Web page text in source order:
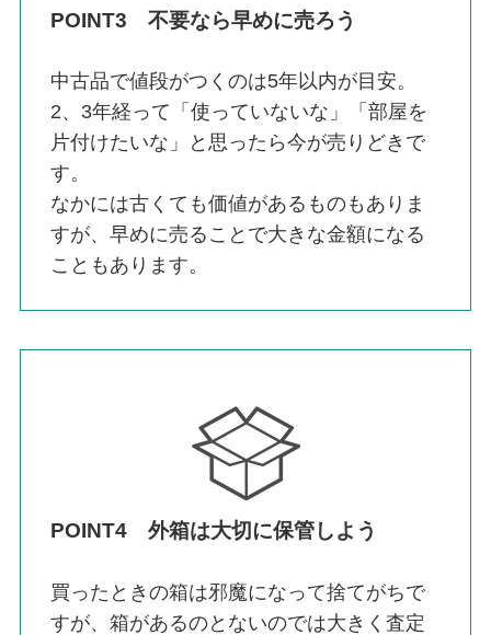
POINT3 不要なら早めに売ろう
中古品で値段がつくのは5年以内が目安。
2、3年経って「使っていないな」「部屋を
片付けたいな」と思ったら今が売りどきで
す。
なかには古くても価値があるものもありま
すが、早めに売ることで大きな金額になる
こともあります。
POINT4 外箱は大切に保管しよう
買ったときの箱は邪魔になって捨てがちで
すが、箱があるのとないのでは大きく査定